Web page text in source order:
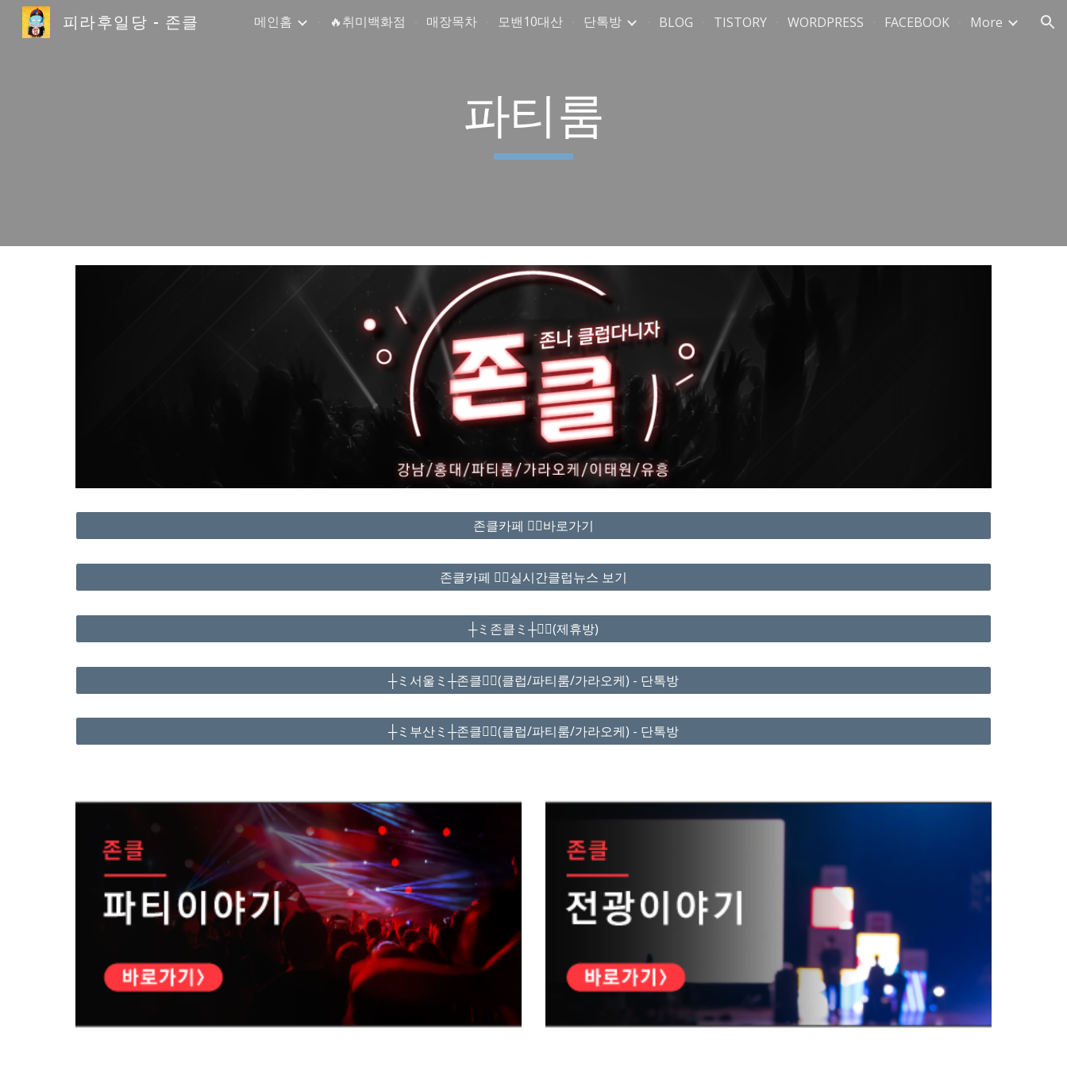
Skip to main content Skip to navigation
피라후일당 - 존클 메인홈 🔥취미백화점 매장목차 모밴10대산 단톡방 BLOG TISTORY WORDPRESS FACEBOOK More
파티룸
존클카페 ❤️‍🔥바로가기
존클카페 ❤️‍🔥실시간클럽뉴스 보기
┼ミ존클ミ┼❤️‍🔥(제휴방)
┼ミ서울ミ┼존클❤️‍🔥(클럽/파티룸/가라오케) - 단톡방
┼ミ부산ミ┼존클❤️‍🔥(클럽/파티룸/가라오케) - 단톡방